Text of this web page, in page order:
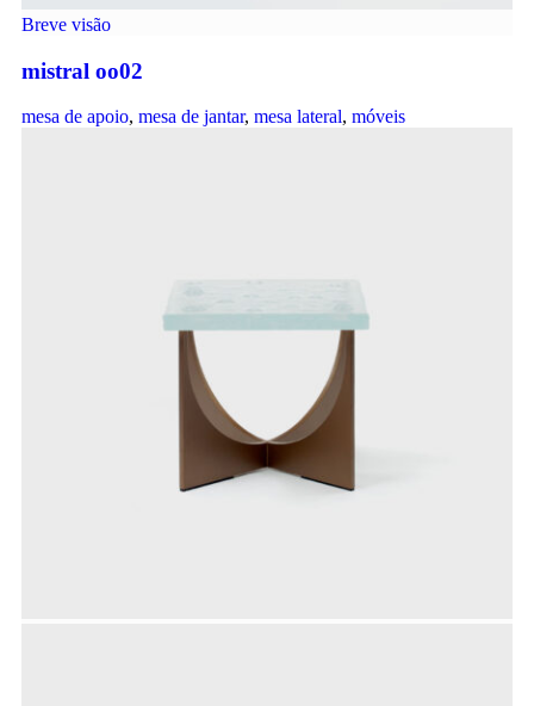
Breve visão
mistral oo02
mesa de apoio, mesa de jantar, mesa lateral, móveis